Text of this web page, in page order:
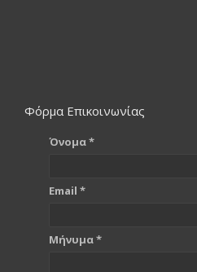
Φόρμα Επικοινωνίας
Όνομα *
Email *
Μήνυμα *